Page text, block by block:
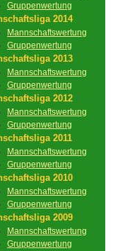
Gruppenwertung
2014
Mannschaftswertung
Gruppenwertung
2013
Mannschaftswertung
Gruppenwertung
2012
Mannschaftswertung
Gruppenwertung
2011
Mannschaftswertung
Gruppenwertung
2010
Mannschaftswertung
Gruppenwertung
2009
Mannschaftswertung
Gruppenwertung